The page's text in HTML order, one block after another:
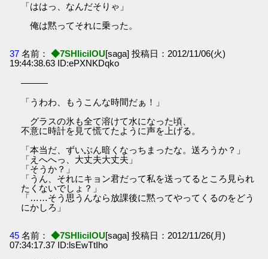
「ははっ、なんだそりゃ」
俺は黙ってそれに乗った。
37 名前： ◆7SHIicilOU[saga] 投稿日：2012/11/06(火)
19:44:38.63 ID:ePXNKDqko
―――
「うわわ、もうこんな時間だぁ！」
グラスの氷も全て溶けて水になった頃、
不意に時計を見て慌てたように声を上げる。
「本当だ、ずいぶん暗くなっちまったな。送ろうか？」
「えへへっ、大丈夫大丈夫」
「そうか？」
「うん、それにキョン君だって私を送ってるところ見られ
たくないでしょ？」
「……そう思うんなら放課後に黙ってやってくるのをどう
にかしろ」
45 名前： ◆7SHIicilOU[saga] 投稿日：2012/11/26(月)
07:34:17.37 ID:lsEwTtIho